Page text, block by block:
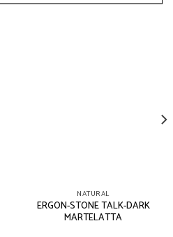
NATURAL
ERGON-STONE TALK-DARK
MARTELATTA